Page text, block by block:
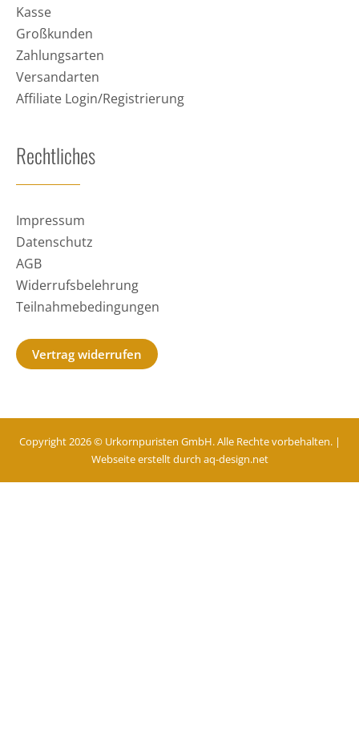
Kasse
Großkunden
Zahlungsarten
Versandarten
Affiliate Login/Registrierung
Rechtliches
Impressum
Datenschutz
AGB
Widerrufsbelehrung
Teilnahmebedingungen
Vertrag widerrufen
Copyright 2026 © Urkornpuristen GmbH. Alle Rechte vorbehalten. |
Webseite erstellt durch aq-design.net